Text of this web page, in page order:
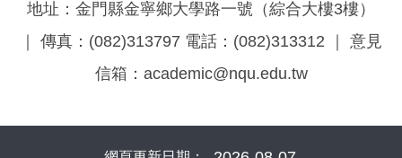
地址：金門縣金寧鄉大學路一號（綜合大樓3樓）
｜ 傳真：(082)313797 電話：(082)313312 ｜ 意見
信箱：academic@nqu.edu.tw